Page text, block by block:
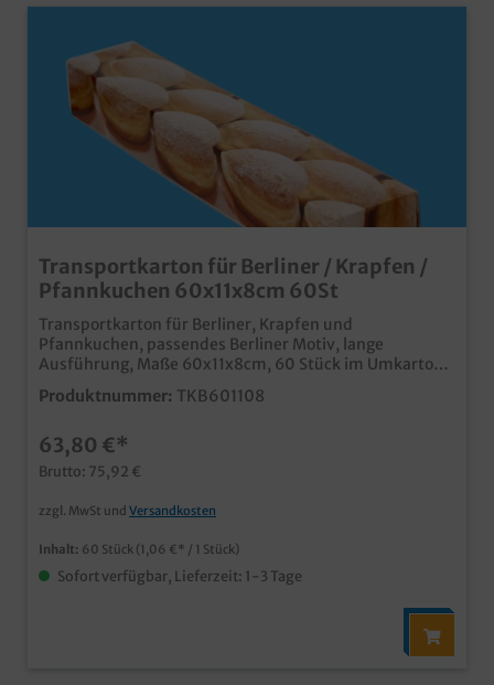
Transportkarton für Berliner / Krapfen /
Pfannkuchen 60x11x8cm 60St
Transportkarton für Berliner, Krapfen und
Pfannkuchen, passendes Berliner Motiv, lange
Ausführung, Maße 60x11x8cm, 60 Stück im Umkarton
Praktische und stabile Transportlösung im
Bäckereibedarf und Konditoreibedarf lange
zu 2 Lagen, je nach Größe der Krapfen ansprechendes
Neutralmotiv nicht nur in der Faschingszeit ab einer
Auflage von 5000 Stück auch individuell bedruckbarm
fragen Sie einfach unseren Kundenservice
Produktnummer: TKB601108
63,80 €*
Brutto: 75,92 €
zzgl. MwSt und Versandkosten
Inhalt: 60 Stück (1,06 €* / 1 Stück)
Sofort verfügbar, Lieferzeit: 1-3 Tage